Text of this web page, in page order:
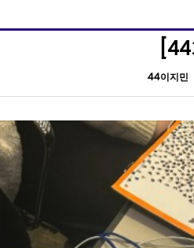
44이지민